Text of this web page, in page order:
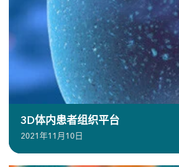
3D体内患者组织平台
2021年11月10日